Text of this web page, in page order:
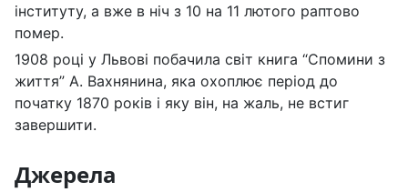
інституту, а вже в ніч з 10 на 11 лютого раптово
помер.
1908 році у Львові побачила світ книга “Cпомини з
життя” А. Вахнянина, яка охоплює період до
початку 1870 років і яку він, на жаль, не встиг
завершити.
Джерела